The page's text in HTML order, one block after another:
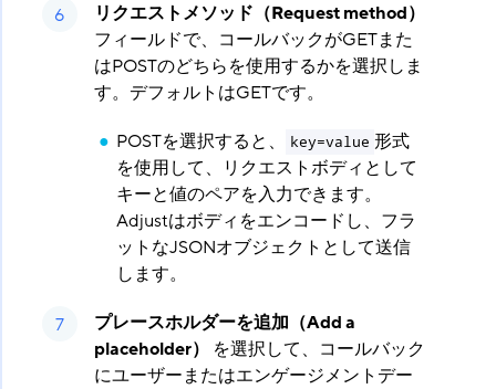
リクエストメソッド（Request method）
フィールドで、コールバックがGETまた
はPOSTのどちらを使用するかを選択しま
す。デフォルトはGETです。
POSTを選択すると、
key=value 形式
を使用して、リクエストボディとして
キーと値のペアを入力できます。
Adjustはボディをエンコードし、フラ
ットなJSONオブジェクトとして送信
します。
プレースホルダーを追加（Add a
placeholder）
​ を選択して、コールバック
にユーザーまたはエンゲージメントデー